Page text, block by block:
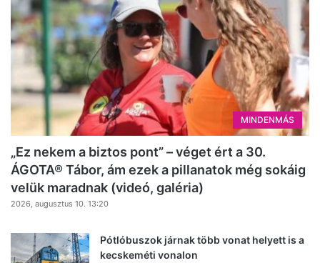
MINDENMÁS
„Ez nekem a biztos pont” – véget ért a 30.
ÁGOTA® Tábor, ám ezek a pillanatok még sokáig
velük maradnak (videó, galéria)
2026, augusztus 10. 13:20
Pótlóbuszok járnak több vonat helyett is a
kecskeméti vonalon